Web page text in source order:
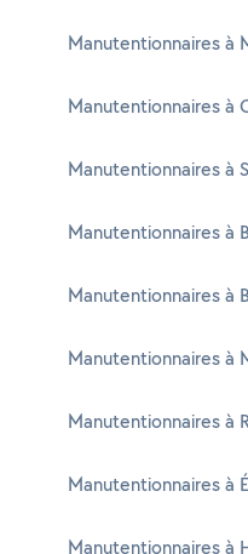
Manutentionnaires à
Manutentionnaires à
Manutentionnaires à
Manutentionnaires à
Manutentionnaires à
Manutentionnaires à
Manutentionnaires à
Manutentionnaires à
Manutentionnaires à